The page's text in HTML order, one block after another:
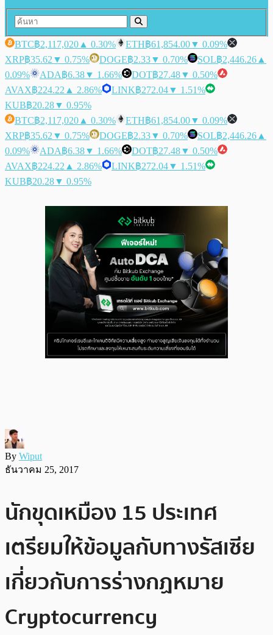
BTC฿2,117,020 ▲ 0.30% ETH฿61,854.00▼ 0.09%
XRP฿35.62 ▼ 0.75% DOGE฿2.33▼ 0.70% SOL฿2,446.26 ▲
0.09%
ADA฿6.38▼ 1.66% DOT฿27.48▼ 0.50%
AVAX฿224.22 ▲ 2.86% LINK฿272.04▼ 1.51%
KUB฿20.28▼ 0.95%
BTC฿2,117,020 ▲ 0.30% ETH฿61,854.00▼ 0.09%
XRP฿35.62 ▼ 0.75% DOGE฿2.33▼ 0.70% SOL฿2,446.26 ▲
0.09%
ADA฿6.38▼ 1.66% DOT฿27.48▼ 0.50%
AVAX฿224.22 ▲ 2.86% LINK฿272.04▼ 1.51%
KUB฿20.28▼ 0.95%
By Wiput
ธันวาคม 25, 2017
นักขุดเหมือง 15 ประเทศ
เตรียมให้ข้อมูลกับทางรัสเซีย
เกี่ยวกับการร่างกฏหมาย
Cryptocurrency